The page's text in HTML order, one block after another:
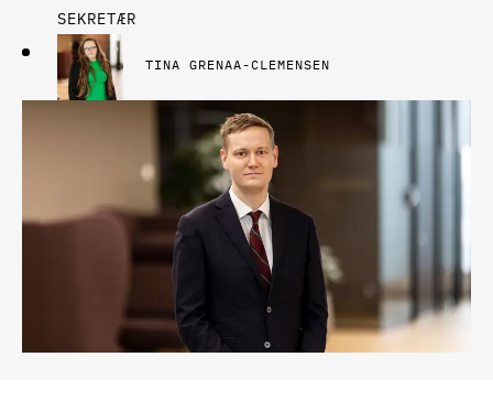
SEKRETÆR
TINA GRENAA-CLEMENSEN